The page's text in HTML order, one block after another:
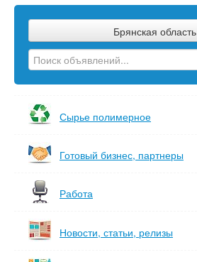
Сырье
Изделия
Еще
Брянская область
Сырье полимерное
Готовый бизнес, партнеры
Работа
Новости, статьи, релизы